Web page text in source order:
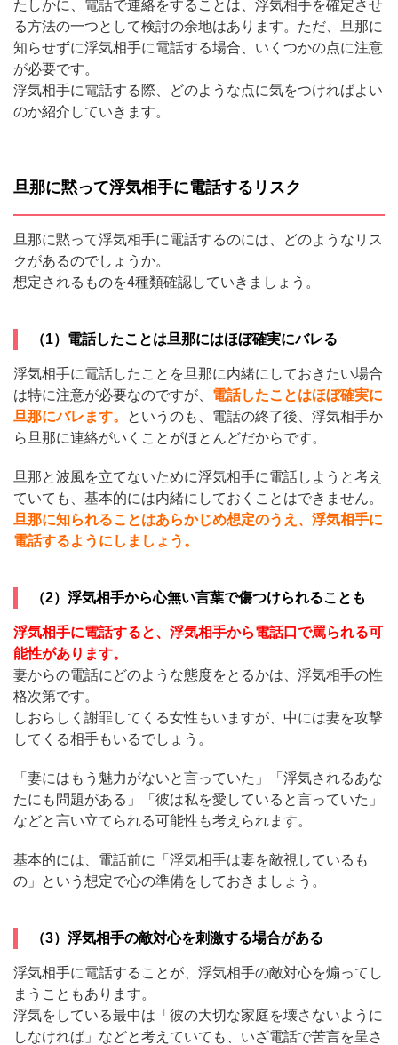
たしかに、電話で連絡をすることは、浮気相手を確定させ
る方法の一つとして検討の余地はあります。ただ、旦那に
知らせずに浮気相手に電話する場合、いくつかの点に注意
が必要です。
浮気相手に電話する際、どのような点に気をつければよい
のか紹介していきます。
旦那に黙って浮気相手に電話するリスク
旦那に黙って浮気相手に電話するのには、どのようなリス
クがあるのでしょうか。
想定されるものを4種類確認していきましょう。
（1）電話したことは旦那にはほぼ確実にバレる
浮気相手に電話したことを旦那に内緒にしておきたい場合
は特に注意が必要なのですが、 電話したことはほぼ確実に
旦那にバレます。
というのも、電話の終了後、浮気相手か
ら旦那に連絡がいくことがほとんどだからです。
旦那と波風を立てないために浮気相手に電話しようと考え
ていても、基本的には内緒にしておくことはできません。
旦那に知られることはあらかじめ想定のうえ、浮気相手に
電話するようにしましょう。
（2）浮気相手から心無い言葉で傷つけられることも
浮気相手に電話すると、浮気相手から電話口で罵られる可
能性があります。
妻からの電話にどのような態度をとるかは、浮気相手の性
格次第です。
しおらしく謝罪してくる女性もいますが、中には妻を攻撃
してくる相手もいるでしょう。
「妻にはもう魅力がないと言っていた」「浮気されるあな
たにも問題がある」「彼は私を愛していると言っていた」
などと言い立てられる可能性も考えられます。
基本的には、電話前に「浮気相手は妻を敵視しているも
の」という想定で心の準備をしておきましょう。
（3）浮気相手の敵対心を刺激する場合がある
浮気相手に電話することが、浮気相手の敵対心を煽ってし
まうこともあります。
浮気をしている最中は「彼の大切な家庭を壊さないように
しなければ」などと考えていても、いざ電話で苦言を呈さ